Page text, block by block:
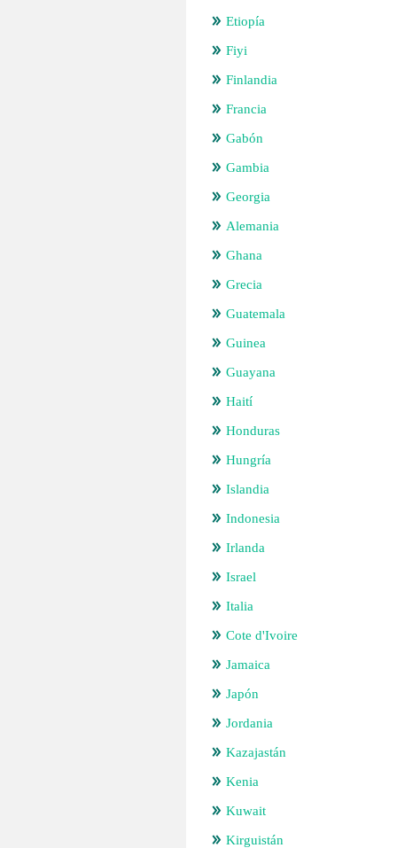
Etiopía
Fiyi
Finlandia
Francia
Gabón
Gambia
Georgia
Alemania
Ghana
Grecia
Guatemala
Guinea
Guayana
Haití
Honduras
Hungría
Islandia
Indonesia
Irlanda
Israel
Italia
Cote d'Ivoire
Jamaica
Japón
Jordania
Kazajastán
Kenia
Kuwait
Kirguistán